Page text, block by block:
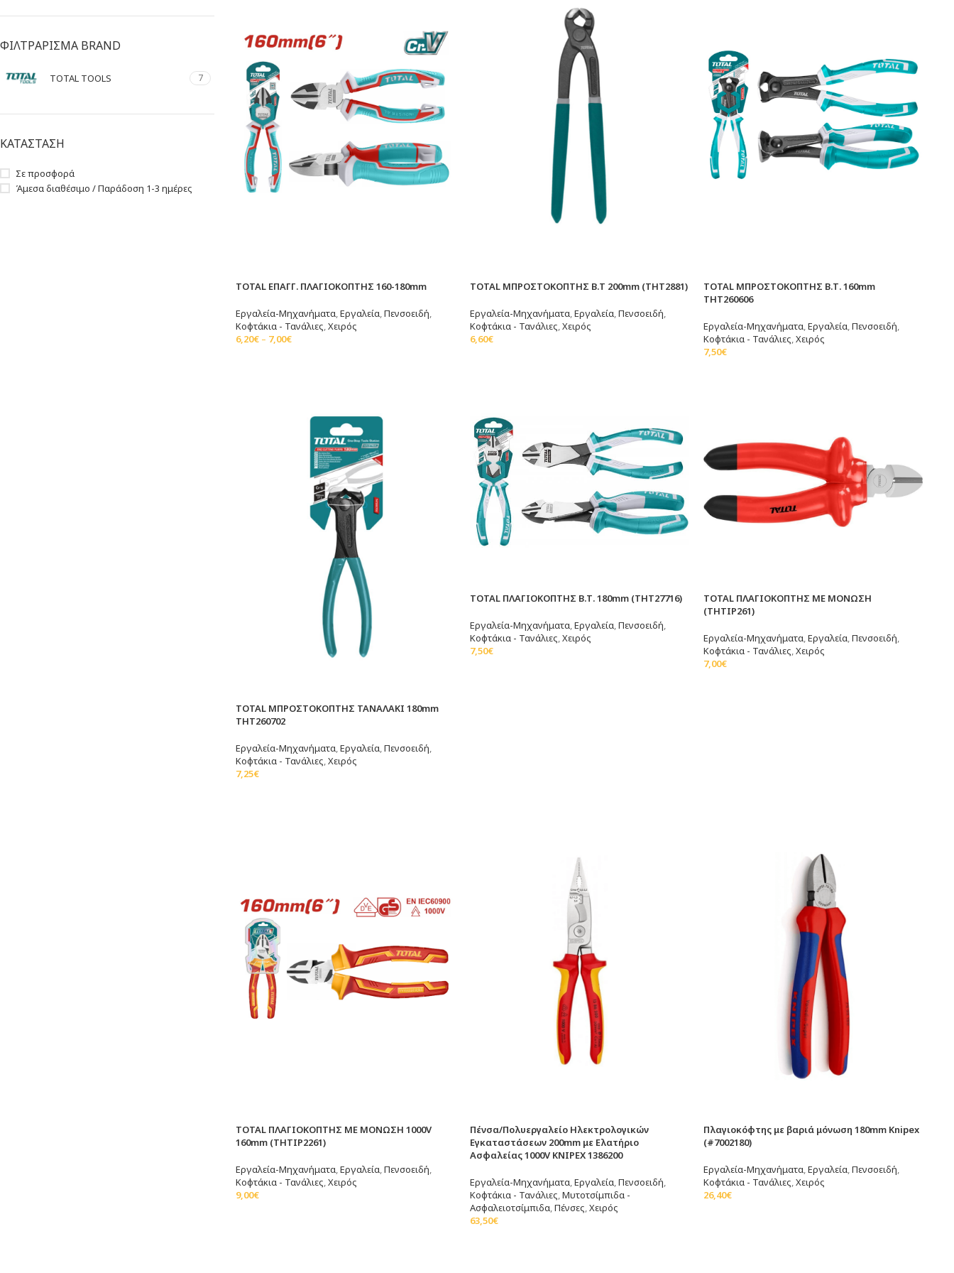
ΦΙΛΤΡΑΡΙΣΜΑ BRAND
TOTAL TOOLS 7
ΚΑΤΑΣΤΑΣΗ
Σε προσφορά
Άμεσα διαθέσιμο / Παράδοση 1-3 ημέρες
TOTAL ΕΠΑΓΓ. ΠΛΑΓΙΟΚΟΠΤΗΣ 160-180mm
Εργαλεία-Μηχανήματα,Εργαλεία,Πενσοειδή,
Κοφτάκια - Τανάλιες,Χειρός
6,20€ – 7,00€
TOTAL ΜΠΡΟΣΤΟΚΟΠΤΗΣ Β.Τ 200mm (THT2881)
Εργαλεία-Μηχανήματα,Εργαλεία,Πενσοειδή,
Κοφτάκια - Τανάλιες,Χειρός
6,60€
TOTAL ΜΠΡΟΣΤΟΚΟΠΤΗΣ Β.Τ. 160mm
THT260606
Εργαλεία-Μηχανήματα,Εργαλεία,Πενσοειδή,
Κοφτάκια - Τανάλιες,Χειρός
7,50€
TOTAL ΜΠΡΟΣΤΟΚΟΠΤΗΣ ΤΑΝΑΛΑΚΙ 180mm
THT260702
Εργαλεία-Μηχανήματα ,Εργαλεία ,Πενσοειδή
Κοφτάκια - Τανάλιες ,Χειρός
7,25€
TOTAL ΠΛΑΓΙΟΚΟΠΤΗΣ Β.Τ. 180mm (THT27716)
Εργαλεία-Μηχανήματα,Εργαλεία,Πενσοειδή,
Κοφτάκια - Τανάλιες,Χειρός
7,50€
TOTAL ΠΛΑΓΙΟΚΟΠΤΗΣ ΜΕ ΜΟΝΩΣΗ
(THTIP261)
Εργαλεία-Μηχανήματα,Εργαλεία,Πενσοειδή,
Κοφτάκια - Τανάλιες,Χειρός
7,00€
TOTAL ΠΛΑΓΙΟΚΟΠΤΗΣ ΜΕ ΜΟΝΩΣΗ 1000V
160mm (THTIP2261)
Εργαλεία-Μηχανήματα,Εργαλεία,Πενσοειδή,
Κοφτάκια - Τανάλιες,Χειρός
9,00€
Πένσα/Πολυεργαλείο Ηλεκτρολογικών
Εγκαταστάσεων 200mm με Ελατήριο
Ασφαλείας 1000V KNIPEX 1386200
Εργαλεία-Μηχανήματα,Εργαλεία,Πενσοειδή,
Κοφτάκια - Τανάλιες,Μυτοτσίμπιδα -
Ασφαλειοτσίμπιδα,Πένσες,Χειρός
63,50€
Πλαγιοκόφτης με βαριά μόνωση 180mm Knipex
(#7002180)
Εργαλεία-Μηχανήματα,Εργαλεία,Πενσοειδή,
Κοφτάκια - Τανάλιες,Χειρός
26,40€